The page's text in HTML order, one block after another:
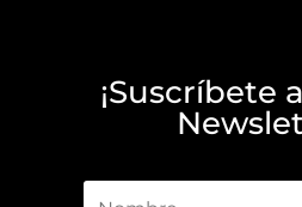
¡Suscríbete